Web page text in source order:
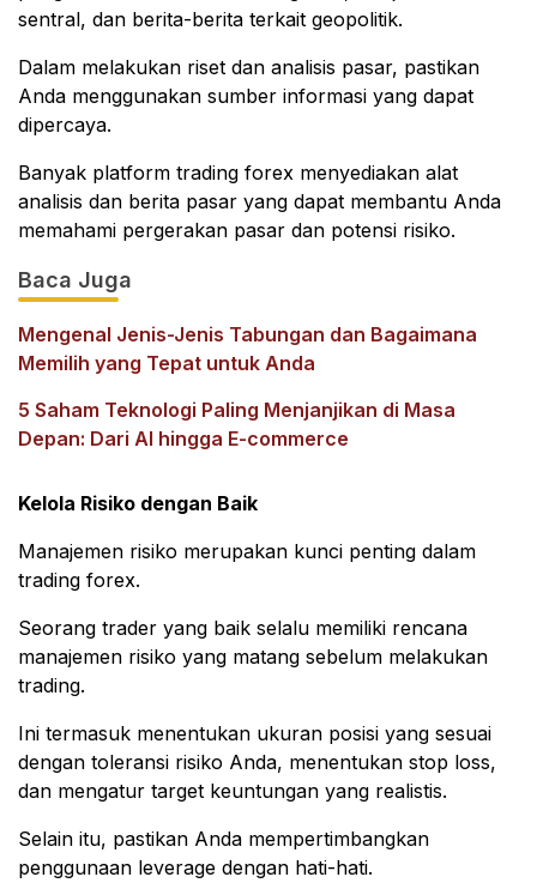
sentral, dan berita-berita terkait geopolitik.
Dalam melakukan riset dan analisis pasar, pastikan
Anda menggunakan sumber informasi yang dapat
dipercaya.
Banyak platform trading forex menyediakan alat
analisis dan berita pasar yang dapat membantu Anda
memahami pergerakan pasar dan potensi risiko.
Baca Juga
Mengenal Jenis-Jenis Tabungan dan Bagaimana
Memilih yang Tepat untuk Anda
5 Saham Teknologi Paling Menjanjikan di Masa
Depan: Dari AI hingga E-commerce
Kelola Risiko dengan Baik
Manajemen risiko merupakan kunci penting dalam
trading forex.
Seorang trader yang baik selalu memiliki rencana
manajemen risiko yang matang sebelum melakukan
trading.
Ini termasuk menentukan ukuran posisi yang sesuai
dengan toleransi risiko Anda, menentukan stop loss,
dan mengatur target keuntungan yang realistis.
Selain itu, pastikan Anda mempertimbangkan
penggunaan leverage dengan hati-hati.